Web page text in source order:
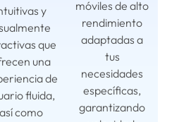
y
que
una
de
fluida,
así como
móviles de alto
rendimiento
adaptadas a
tus
necesidades
específicas,
garantizando